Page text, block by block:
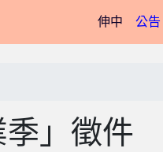
伸中(current)
公告
」徵件